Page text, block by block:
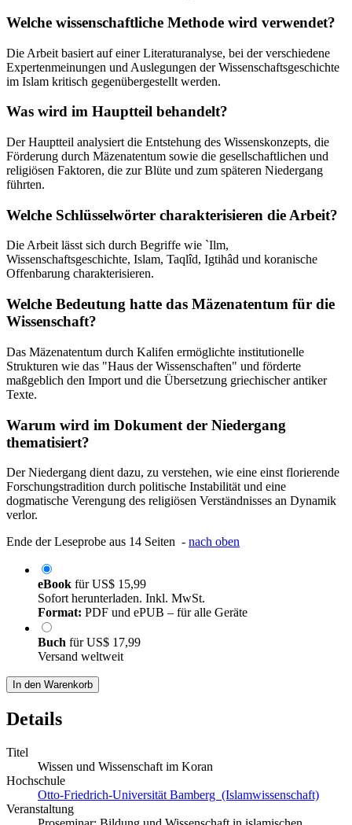
Welche wissenschaftliche Methode wird verwendet?
Die Arbeit basiert auf einer Literaturanalyse, bei der verschiedene
Expertenmeinungen und Auslegungen der Wissenschaftsgeschichte
im Islam kritisch gegenübergestellt werden.
Was wird im Hauptteil behandelt?
Der Hauptteil analysiert die Entstehung des Wissenskonzepts, die
Förderung durch Mäzenatentum sowie die gesellschaftlichen und
religiösen Faktoren, die zur Blüte und zum späteren Niedergang
führten.
Welche Schlüsselwörter charakterisieren die Arbeit?
Die Arbeit lässt sich durch Begriffe wie `Ilm,
Wissenschaftsgeschichte, Islam, Taqlîd, Igtihâd und koranische
Offenbarung charakterisieren.
Welche Bedeutung hatte das Mäzenatentum für die
Wissenschaft?
Das Mäzenatentum durch Kalifen ermöglichte institutionelle
Strukturen wie das "Haus der Wissenschaften" und förderte
maßgeblich den Import und die Übersetzung griechischer antiker
Texte.
Warum wird im Dokument der Niedergang
thematisiert?
Der Niedergang dient dazu, zu verstehen, wie eine einst florierende
Forschungstradition durch politische Instabilität und eine
dogmatische Verengung des religiösen Verständnisses an Dynamik
verlor.
Ende der Leseprobe aus 14 Seiten - nach oben
eBook fürUS$ 15,99
Sofort herunterladen. Inkl. MwSt.
Format: PDF und ePUB – für alle Geräte
Buch fürUS$ 17,99
Versand weltweit
In den Warenkorb
Details
Titel
Wissen und Wissenschaft im Koran
Hochschule
Otto-Friedrich-Universität Bamberg (Islamwissenschaft)
Veranstaltung